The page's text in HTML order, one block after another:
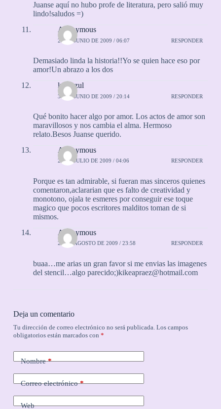
Juanse aquí no hubo profe de literatura, pero salió muy
lindo!saludos =)
Anonymous
29 DE JUNIO DE 2009 / 06:07 RESPONDER
Demasiado linda la historia!!Yo se quien hace eso por
amor!Un abrazo a los dos
lunaazul
30 DE JUNIO DE 2009 / 20:14 RESPONDER
Qué bonito hacer algo por amor. Los actos de amor son
maravillosos y nos cambia el alma. Hermoso
relato.Besos Juanse querido.
Anonymous
24 DE JULIO DE 2009 / 04:06 RESPONDER
Porque es tan admirable, si fueran mas sinceros quienes
comentaron,aclararian que es falto de creatividad y
monotono, ojala te esmeres por conseguir ese toque
magico que pocos escritores malditos toman de si
mismos.
Anonymous
20 DE AGOSTO DE 2009 / 23:58 RESPONDER
buaa…me arias un gran favor si me envias las imagenes
del stencil…algo parecido;)kikeapraez@hotmail.com
Deja un comentario
Tu dirección de correo electrónico no será publicada. Los campos
obligatorios están marcados con *
Nombre*
Correo electrónico*
Web